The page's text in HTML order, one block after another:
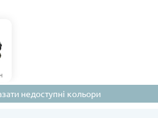
недоступні кольори